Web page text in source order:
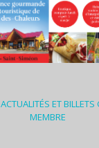
ACTUALITÉS ET
MEMBRE